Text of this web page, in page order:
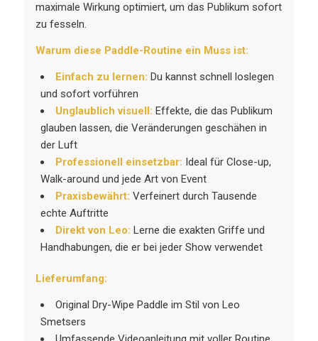
maximale Wirkung optimiert, um das Publikum sofort
zu fesseln.
Warum diese Paddle-Routine ein Muss ist:
Einfach zu lernen: Du kannst schnell loslegen
und sofort vorführen
Unglaublich visuell: Effekte, die das Publikum
glauben lassen, die Veränderungen geschähen in
der Luft
Professionell einsetzbar: Ideal für Close-up,
Walk-around und jede Art von Event
Praxisbewährt: Verfeinert durch Tausende
echte Auftritte
Direkt von Leo: Lerne die exakten Griffe und
Handhabungen, die er bei jeder Show verwendet
Lieferumfang:
Original Dry-Wipe Paddle im Stil von Leo
Smetsers